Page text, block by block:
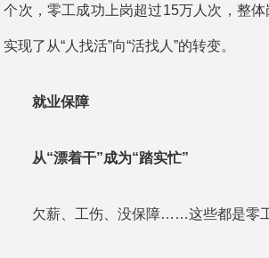
个次，零工成功上岗超过15万人次，整体
实现了从“人找活”向“活找人”的转变。
就业保障
从“漂着干”成为“踏实忙”
欠薪、工伤、没保障……这些都是零工